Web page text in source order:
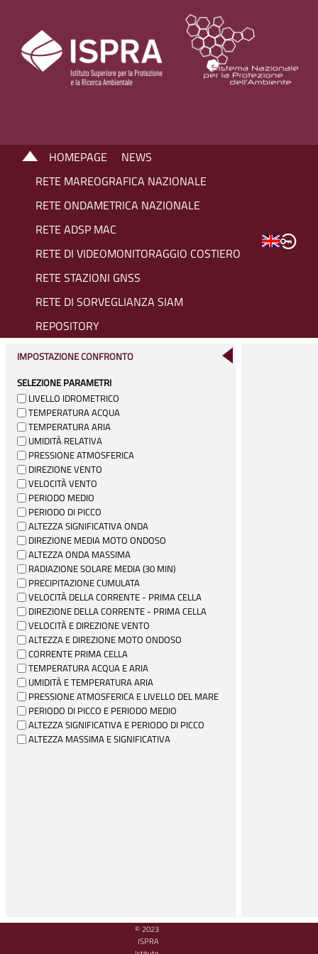
HOMEPAGE
NEWS
RETE MAREOGRAFICA NAZIONALE
RETE ONDAMETRICA NAZIONALE
RETE ADSP MAC
RETE DI VIDEOMONITORAGGIO COSTIERO
RETE STAZIONI GNSS
RETE DI SORVEGLIANZA SIAM
REPOSITORY
IMPOSTAZIONE CONFRONTO
SELEZIONE PARAMETRI
LIVELLO IDROMETRICO
TEMPERATURA ACQUA
TEMPERATURA ARIA
UMIDITÀ RELATIVA
PRESSIONE ATMOSFERICA
DIREZIONE VENTO
VELOCITÀ VENTO
PERIODO MEDIO
PERIODO DI PICCO
ALTEZZA SIGNIFICATIVA ONDA
DIREZIONE MEDIA MOTO ONDOSO
ALTEZZA ONDA MASSIMA
RADIAZIONE SOLARE MEDIA (30 MIN)
PRECIPITAZIONE CUMULATA
VELOCITÀ DELLA CORRENTE - PRIMA CELLA
DIREZIONE DELLA CORRENTE - PRIMA CELLA
VELOCITÀ E DIREZIONE VENTO
ALTEZZA E DIREZIONE MOTO ONDOSO
CORRENTE PRIMA CELLA
TEMPERATURA ACQUA E ARIA
UMIDITÀ E TEMPERATURA ARIA
PRESSIONE ATMOSFERICA E LIVELLO DEL MARE
PERIODO DI PICCO E PERIODO MEDIO
ALTEZZA SIGNIFICATIVA E PERIODO DI PICCO
ALTEZZA MASSIMA E SIGNIFICATIVA
© 2023
ISPRA